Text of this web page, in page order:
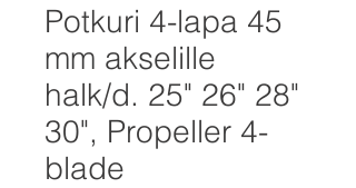
Potkuri 4-lapa 45
mm akselille
halk/d. 25" 26" 28"
30", Propeller 4-
blade